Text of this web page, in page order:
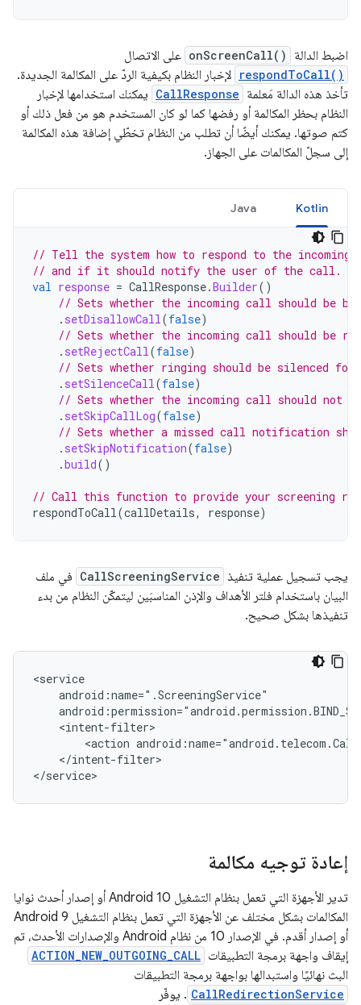
اضبط الدالة onScreenCall() على الاتصال
respondToCall() لإخبار النظام بكيفية الردّ على المكالمة الجديدة.
تأخذ هذه الدالة مَعلمة CallResponse يمكنك استخدامها لإخبار
النظام بحظر المكالمة أو رفضها كما لو كان المستخدم هو من فعل ذلك أو
كتم صوتها. يمكنك أيضًا أن تطلب من النظام تخطّي إضافة هذه المكالمة
إلى سجلّ المكالمات على الجهاز.
Kotlin
Java
// Tell the system how to respond to the incoming
// and if it should notify the user of the call.
val response = CallResponse.Builder()
// Sets whether the incoming call should be
. setDisallowCall(false)
// Sets whether the incoming call should be
. setRejectCall(false)
// Sets whether ringing should be silenced
. setSilenceCall(false)
// Sets whether the incoming call should not
. setSkipCallLog(false)
// Sets whether a missed call notification
. setSkipNotification(false)
.build()
// Call this function to provide your screening
respondToCall(callDetails, response)
يجب تسجيل عملية تنفيذ CallScreeningService في ملف
البيان باستخدام فلتر الأهداف والإذن المناسبَين ليتمكّن النظام من بدء
تنفيذها بشكل صحيح.
<action
</intent-filter>
إعادة توجيه مكالمة
تدير الأجهزة التي تعمل بنظام التشغيل Android 10 أو إصدار أحدث نوايا
المكالمات بشكل مختلف عن الأجهزة التي تعمل بنظام التشغيل Android 9
أو إصدار أقدم. في الإصدار 10 من نظام Android والإصدارات الأحدث، تم
إيقاف واجهة برمجة التطبيقات ACTION_NEW_OUTGOING_CALL
البث نهائيًا واستبدالها بواجهة برمجة التطبيقات
CallRedirectionService . يوفّر